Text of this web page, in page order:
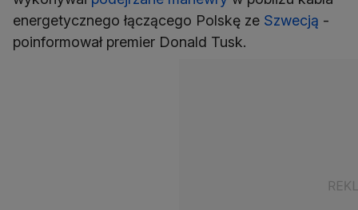
energetycznego łączącego Polskę ze Szwecją -
poinformował premier Donald Tusk.